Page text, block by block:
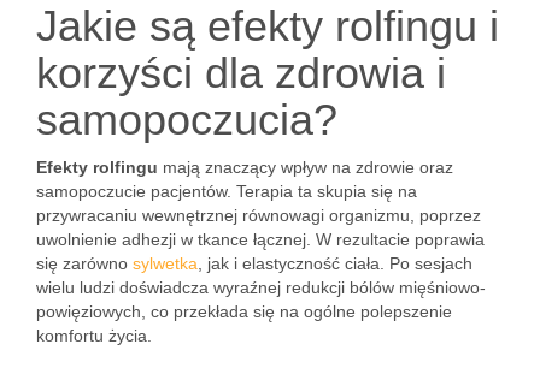
Jakie są efekty rolfingu i
korzyści dla zdrowia i
samopoczucia?
Efekty rolfingu mają znaczący wpływ na zdrowie oraz
samopoczucie pacjentów. Terapia ta skupia się na
przywracaniu wewnętrznej równowagi organizmu, poprzez
uwolnienie adhezji w tkance łącznej. W rezultacie poprawia
się zarówno sylwetka , jak i elastyczność ciała. Po sesjach
wielu ludzi doświadcza wyraźnej redukcji bólów mięśniowo-
powięziowych, co przekłada się na ogólne polepszenie
komfortu życia.